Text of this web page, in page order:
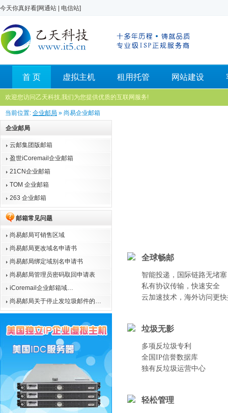
今天你真好看[网通站 电信站]
首 页 虚拟主机 租用托管 网站建设
欢迎您访问乙天科技,我们为您提供优质的互联网服务!
当前位置: 企业邮局 » 尚易企业邮箱
企业邮局
云邮集团版邮箱
盈世iCoremail企业邮箱
21CN企业邮箱
TOM 企业邮箱
263 企业邮箱
邮箱常见问题
尚易邮局可销售区域
尚易邮局更改域名申请书
尚易邮局绑定域别名申请书
尚易邮局管理员密码取回申请表
iCoremail企业邮箱域…
尚易邮局关于停止发垃圾邮件的…
全球畅邮
智能投递，国际链路无堵塞
私有协议传输，快速安全
云加速技术，海外访问更
垃圾无影
多项反垃圾专利
全国IP信誉数据库
独有反垃圾运营中心
轻松管理